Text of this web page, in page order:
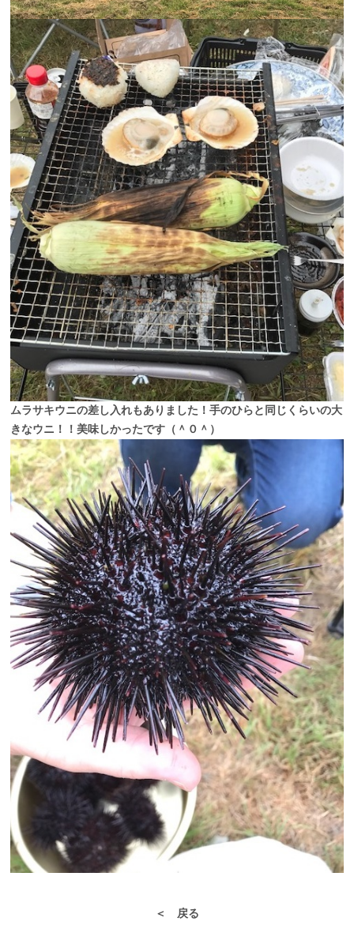
ムラサキウニの差し入れもありました！手のひらと同じくらいの大
きなウニ！！美味しかったです（＾０＾）
＜ 戻る